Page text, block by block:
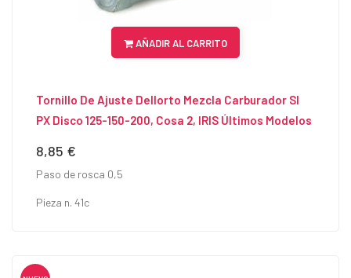
AÑADIR AL CARRITO
Tornillo De Ajuste Dellorto Mezcla Carburador SI
PX Disco 125-150-200, Cosa 2, IRIS Últimos Modelos
Precio
8,85 €
Paso de rosca 0,5
Pieza n. 41c